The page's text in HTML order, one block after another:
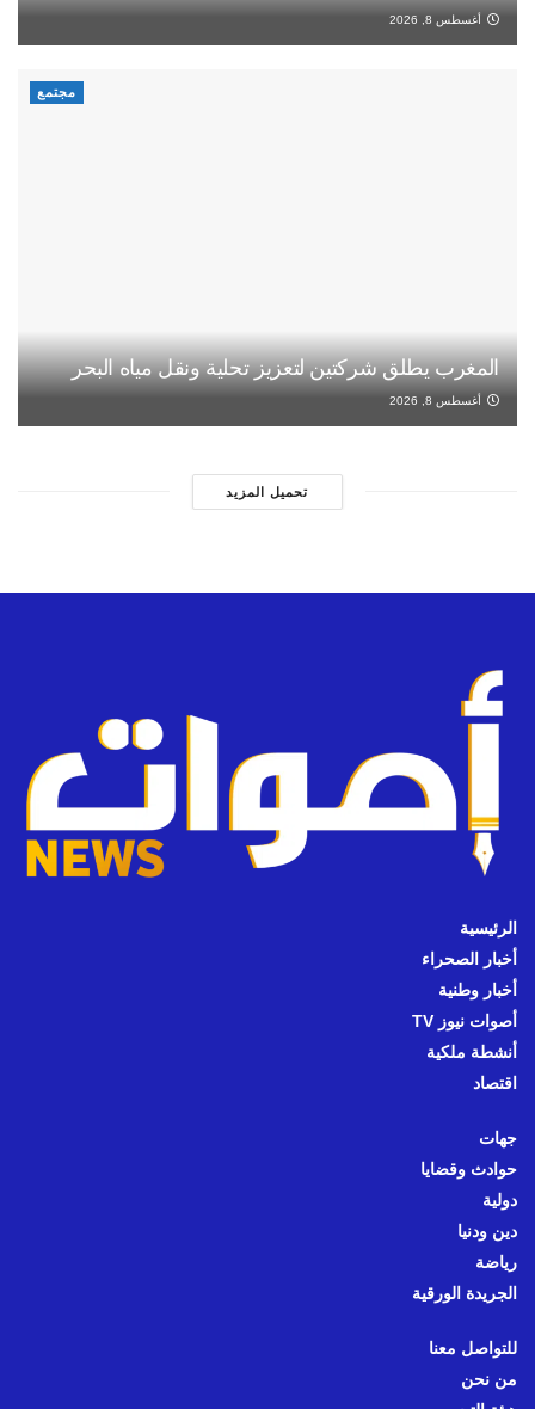
أغسطس 8, 2026
مجتمع
المغرب يطلق شركتين لتعزيز تحلية ونقل مياه البحر
أغسطس 8, 2026
تحميل المزيد
الرئيسية
أخبار الصحراء
أخبار وطنية
أصوات نيوز TV
أنشطة ملكية
اقتصاد
جهات
حوادث وقضايا
دولية
دين ودنيا
رياضة
الجريدة الورقية
للتواصل معنا
من نحن